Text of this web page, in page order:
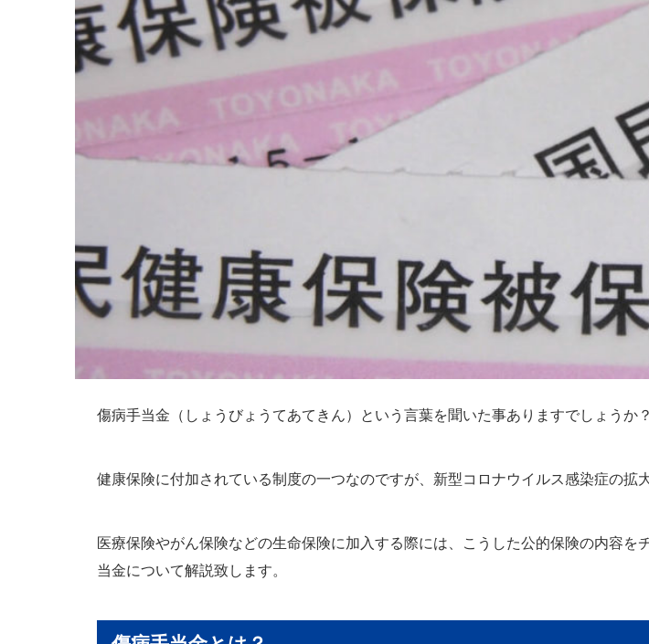
傷病手当金（しょうびょうてあてきん）という言葉を聞いた事ありますでしょうか？
健康保険に付加されている制度の一つなのですが、新型コロナウイルス感染症の拡
医療保険やがん保険などの生命保険に加入する際には、こうした公的保険の内容
当金について解説致します。